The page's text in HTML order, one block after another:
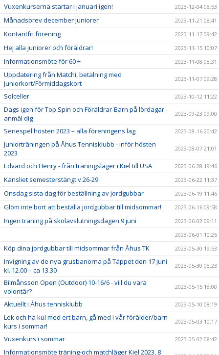
Vuxenkurserna startar i januari igen! 2023-12-04 08:53
Månadsbrev december juniorer 2023-11-21 08:41
Kontantfri förening 2023-11-17 09:42
Hej alla juniorer och föräldrar! 2023-11-15 10:07
Informationsmöte för 60 + 2023-11-08 08:31
Uppdatering från Matchi, betalning med
Juniorkort/Förmiddagskort
2023-11-07 09:28
Solceller 2023-10-12 11:22
Dags igen för Top Spin och Föräldrar-Barn på lördagar -
anmäl dig
2023-09-23 09:00
Seriespel hösten 2023 – alla föreningens lag 2023-08-16 20:42
Juniorträningen på Åhus Tennisklubb - inför hösten
2023
2023-08-07 21:01
Edvard och Henry - från träningsläger i Kiel till USA 2023-06-28 19:46
Kansliet semesterstängt v.26-29 2023-06-22 11:37
Onsdag sista dag för beställning av jordgubbar 2023-06-19 11:46
Glöm inte bort att beställa jordgubbar till midsommar! 2023-06-16 09:58
Ingen träning på skolavslutningsdagen 9 juni
2023-06-02 09:11
2023-06-01 10:25
Köp dina jordgubbar till midsommar från Åhus TK 2023-05-30 19:53
Invigning av de nya grusbanorna på Täppet den 17 juni
kl. 12.00 – ca 13.30
2023-05-30 08:23
Bilmånsson Open (Outdoor) 10-16/6 - vill du vara
volontär?
2023-05-15 18:00
Aktuellt i Åhus tennisklubb 2023-05-10 08:19
Lek och ha kul med ert barn, gå med i vår förälder/barn-
kurs i sommar!
2023-05-03 10:17
Vuxenkurs i sommar 2023-05-02 08:42
Informationsmöte träning-och matchläger Kiel 2023, 8